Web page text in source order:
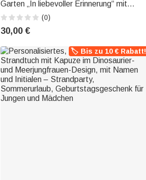
Garten „In liebevoller Erinnerung“ mit
Namen und Datum – Gedenk- und
Beileidsgeschenk für die Familie
(0)
30,00 €
🏷️ Bis zu 10 € Rabatt!